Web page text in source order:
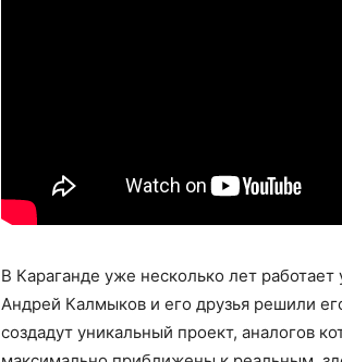
В Караганде уже несколько лет
Андрей Калмыков и его друзья решили
создадут уникальный проект, аналогов